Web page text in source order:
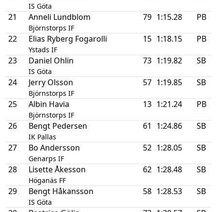
IS Göta
21
Anneli Lundblom
Björnstorps IF
79 1:15.28 PB
22
Elias Ryberg Fogarolli
Ystads IF
15 1:18.15 PB
23 Daniel Ohlin
IS Göta
73 1:19.82 SB
24
Jerry Olsson
Björnstorps IF
57 1:19.85 SB
25
Albin Havia
Björnstorps IF
13 1:21.24 PB
26 Bengt Pedersen
IK Pallas
61 1:24.86 SB
27
Bo Andersson
Genarps IF
52 1:28.05 SB
28
Lisette Åkesson
Höganäs FF
62 1:28.48 SB
29
Bengt Håkansson
IS Göta
58 1:28.53 SB